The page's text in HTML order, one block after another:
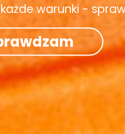
warunki -